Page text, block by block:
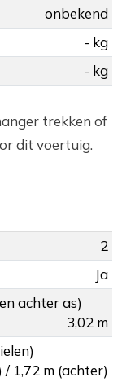
onbekend
- kg
- kg
trekken of
dit voertuig.
2
Ja
achter as)
3,02 m
/ 1,72 m (achter)